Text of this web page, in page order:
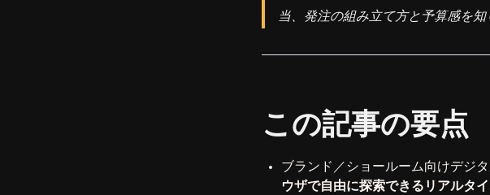
当、発注の組み立て方と予算感を知
この記事の要点
ブランド／ショールーム向けデジ
ウザで自由に探索できるリアルタ